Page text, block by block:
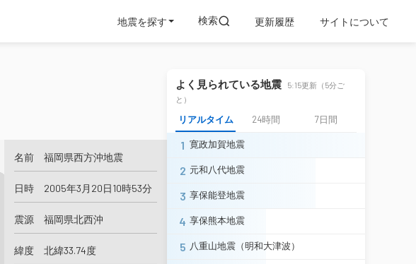
地震を探す 検索 更新履歴 サイトについて
名前 福岡県西方沖地震
日時 2005年3月20日10時53分
震源 福岡県北西沖
緯度 北緯33.74度
よく見られている地震
5:15更新（5分ご
と）
リアルタイム 24時間 7日間
1 寛政加賀地震
2 元和八代地震
3 享保能登地震
4 享保熊本地震
5 八重山地震（明和大津波）